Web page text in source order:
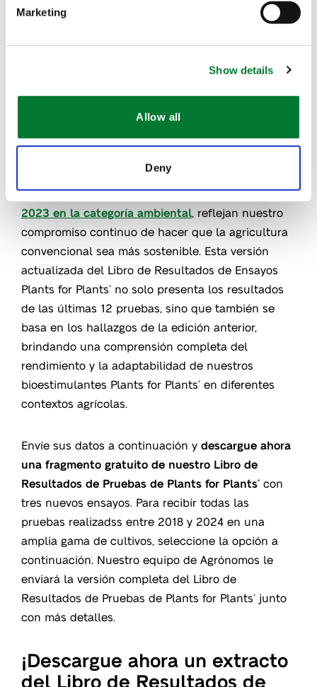
Marketing
Show details
Allow all
Deny
Convencional Más Sostenible
certificados por Ecocert para la agricultura
orgánicay honrados con elPremio LIFE de la UE
2023 en la categoría ambiental, reflejan nuestro
compromiso continuo de hacer que la agricultura
convencional sea más sostenible. Esta versión
actualizada del Libro de Resultados de Ensayos
Plants for Plants®
no solo presenta los resultados
de las últimas 12 pruebas, sino que también se
basa en los hallazgos de la edición anterior,
brindando una comprensión completa del
rendimiento y la adaptabilidad de nuestros
bioestimulantes Plants for Plants®
en diferentes
contextos agrícolas.
Envíe sus datos a continuación y descargue ahora
una fragmento gratuito de nuestro Libro de
Resultados de Pruebas de Plants for Plants®
con
tres nuevos ensayos. Para recibir todas las
pruebas realizadss entre 2018 y 2024 en una
amplia gama de cultivos, seleccione la opción a
continuación. Nuestro equipo de Agrónomos le
enviará la versión completa del Libro de
Resultados de Pruebas de Plants for Plants®
junto
con más detalles.
¡Descargue ahora un extracto
del Libro de Resultados de